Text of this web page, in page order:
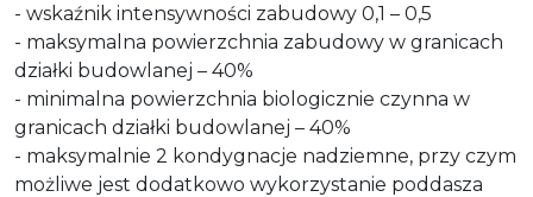
- wskaźnik intensywności zabudowy 0,1 – 0,5
- maksymalna powierzchnia zabudowy w granicach
działki budowlanej – 40%
- minimalna powierzchnia biologicznie czynna w
granicach działki budowlanej – 40%
- maksymalnie 2 kondygnacje nadziemne, przy czym
możliwe jest dodatkowo wykorzystanie poddasza